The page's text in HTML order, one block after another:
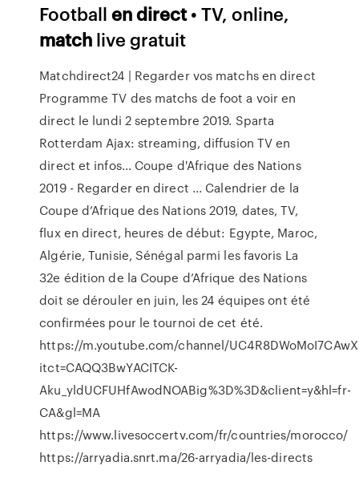
Footballen direct• TV, online,
match live gratuit
Matchdirect24 | Regarder vos matchs en direct
Programme TV des matchs de foot a voir en
direct le lundi 2 septembre 2019. Sparta
Rotterdam Ajax: streaming, diffusion TV en
direct et infos… Coupe d'Afrique des Nations
2019 - Regarder en direct ... Calendrier de la
Coupe d’Afrique des Nations 2019, dates, TV,
flux en direct, heures de début: Egypte, Maroc,
Algérie, Tunisie, Sénégal parmi les favoris La
32e édition de la Coupe d’Afrique des Nations
doit se dérouler en juin, les 24 équipes ont été
confirmées pour le tournoi de cet été.
https://m.youtube.com/channel/
itct=CAQQ3BwYACITCK-
Aku_yldUCFUHfAwodNOABig%3D%3D&client=y&hl=fr-
CA&gl=MA
https://www.livesoccertv.com/fr/countries/morocco/
https://arryadia.snrt.ma/26-arryadia/les-directs